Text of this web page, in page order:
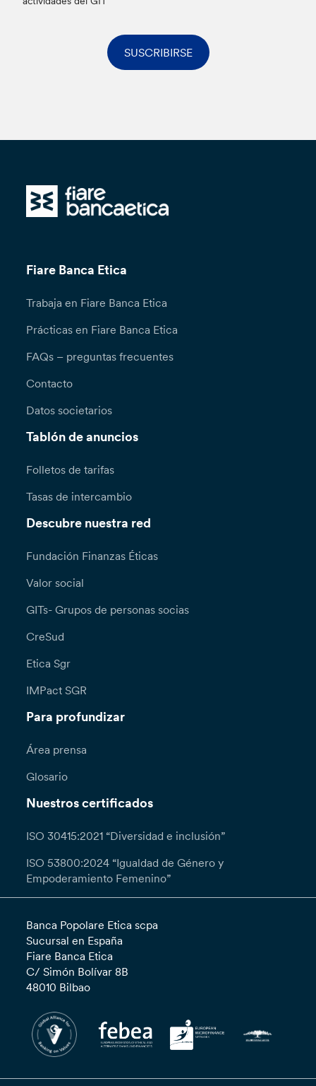
SUSCRIBIRSE
Fiare Banca Etica
Trabaja en Fiare Banca Etica
Prácticas en Fiare Banca Etica
FAQs – preguntas frecuentes
Contacto
Datos societarios
Tablón de anuncios
Folletos de tarifas
Tasas de intercambio
Descubre nuestra red
Fundación Finanzas Éticas
Valor social
GITs- Grupos de personas socias
CreSud
Etica Sgr
IMPact SGR
Para profundizar
Área prensa
Glosario
Nuestros certificados
ISO 30415:2021 “Diversidad e inclusión”
ISO 53800:2024 “Igualdad de Género y
Empoderamiento Femenino”
Banca Popolare Etica scpa
Sucursal en España
Fiare Banca Etica
C/ Simón Bolívar 8B
48010 Bilbao